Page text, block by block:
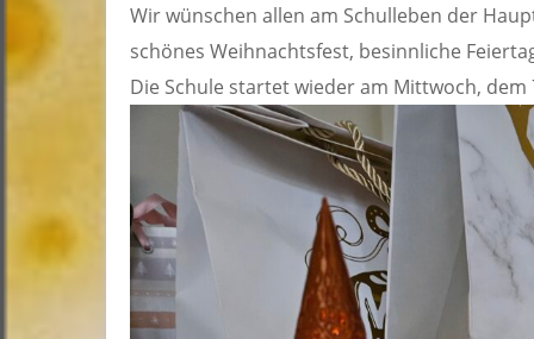
Wir wünschen allen am Schulleben der
schönes Weihnachtsfest, besinnliche
Die Schule startet wieder am Mittwoch, dem